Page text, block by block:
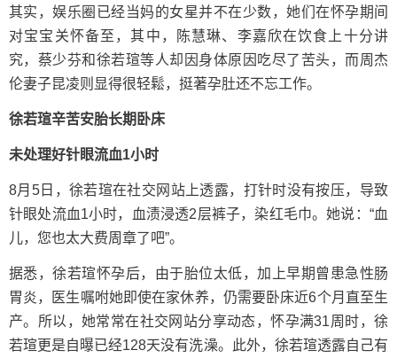
其实，娱乐圈已经当妈的女星并不在少数，她们在怀孕期间
对宝宝关怀备至，其中，陈慧琳、李嘉欣在饮食上十分讲
究，蔡少芬和徐若瑄等人却因身体原因吃尽了苦头，而周杰
伦妻子昆凌则显得很轻鬆，挺著孕肚还不忘工作。
徐若瑄辛苦安胎长期卧床
未处理好针眼流血1小时
8月5日，徐若瑄在社交网站上透露，打针时没有按压，导致
针眼处流血1小时，血渍浸透2层裤子，染红毛巾。她说：“血
儿，您也太大费周章了吧”。
据悉，徐若瑄怀孕后，由于胎位太低，加上早期曾患急性肠
胃炎，医生嘱咐她即使在家休养，仍需要卧床近6个月直至生
产。所以，她常常在社交网站分享动态，怀孕满31周时，徐
若瑄更是自曝已经128天没有洗澡。此外，徐若瑄透露自己有